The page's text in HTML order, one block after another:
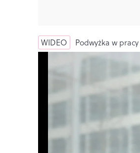
WIDEO Podwyżka w